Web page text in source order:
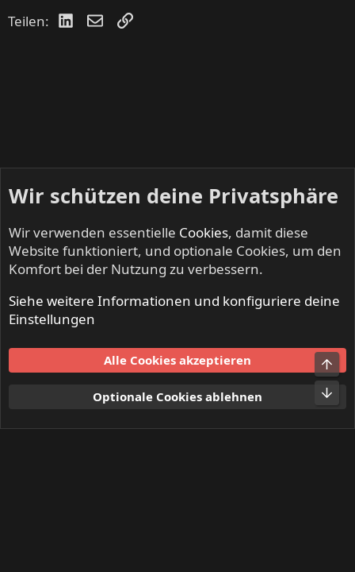
Teilen: LinkedIn
E-MailLink
NO SLEEP TILL LIVE - Festivals & Open Airs
Nutzungsbedingungen
Datenschutz
S
Wir schützen deine Privatsphäre
Wir verwenden essentielle Cookies, damit diese
Website funktioniert, und optionale Cookies, um den
Komfort bei der Nutzung zu verbessern.
Siehe weitere Informationen und konfiguriere deine
Einstellungen
Alle Cookies akzeptieren
Optionale Cookies ablehnen